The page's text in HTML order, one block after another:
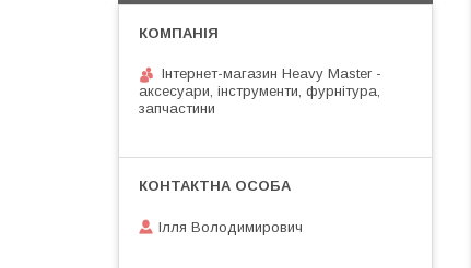
Інтернет-магазин Heavy Master -
аксесуари, інструменти, фурнітура,
запчастини
Ілля Володимирович